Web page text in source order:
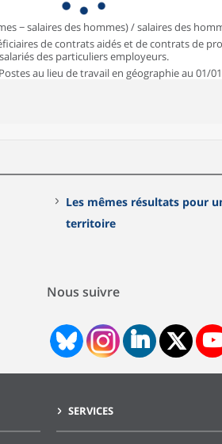
− salaires des hommes) / salaires des
de contrats aidés et de contrats de
des particuliers employeurs.
au lieu de travail en géographie au 01/
Les mêmes résultats pour
territoire
Nous suivre
SERVICES